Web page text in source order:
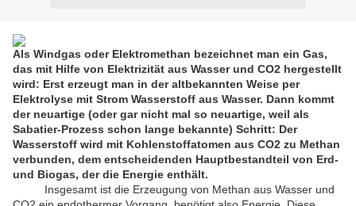
Als Windgas oder Elektromethan bezeichnet man ein Gas,
das mit Hilfe von Elektrizität aus Wasser und CO2 hergestellt
wird: Erst erzeugt man in der altbekannten Weise per
Elektrolyse mit Strom Wasserstoff aus Wasser. Dann kommt
der neuartige (oder gar nicht mal so neuartige, weil als
Sabatier-Prozess schon lange bekannte) Schritt: Der
Wasserstoff wird mit Kohlenstoffatomen aus CO2 zu Methan
verbunden, dem entscheidenden Hauptbestandteil von Erd-
und Biogas, der die Energie enthält.
Insgesamt ist die Erzeugung von Methan aus Wasser und